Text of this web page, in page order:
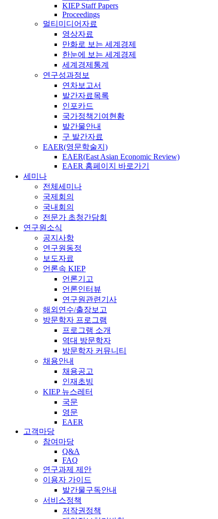
KIEP Staff Papers
Proceedings
멀티미디어자료
영상자료
만화로 보는 세계경제
한눈에 보는 세계경제
세계경제통계
연구성과정보
연차보고서
발간자료목록
인포카드
국가정책기여현황
발간물안내
구 발간자료
EAER(영문학술지)
EAER(East Asian Economic Review)
EAER 홈페이지 바로가기
세미나
전체세미나
국제회의
국내회의
전문가 초청간담회
연구원소식
공지사항
연구원동정
보도자료
언론속 KIEP
언론기고
언론인터뷰
연구원관련기사
해외연수/출장보고
방문학자 프로그램
프로그램 소개
역대 방문학자
방문학자 커뮤니티
채용안내
채용공고
인재초빙
KIEP 뉴스레터
국문
영문
EAER
고객마당
참여마당
Q&A
FAQ
연구과제 제안
이용자 가이드
발간물구독안내
서비스정책
저작권정책